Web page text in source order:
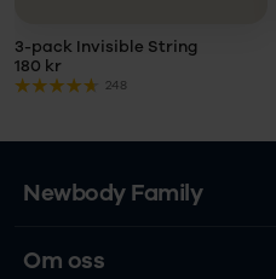
3-pack Invisible String
180 kr
248
Newbody Family
Om oss